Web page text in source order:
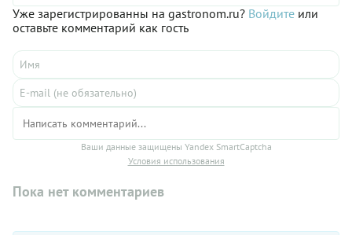
печенье типа галет.
Уже зарегистрированны на gastronom.ru? Войдите или
оставьте комментарий как гость
Ваши данные защищены Yandex SmartCaptcha
Условия использования
Пока нет комментариев